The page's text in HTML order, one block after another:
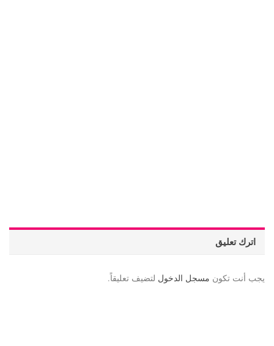
اترك تعليق
يجب أنت تكون مسجل الدخول لتضيف تعليقاً.